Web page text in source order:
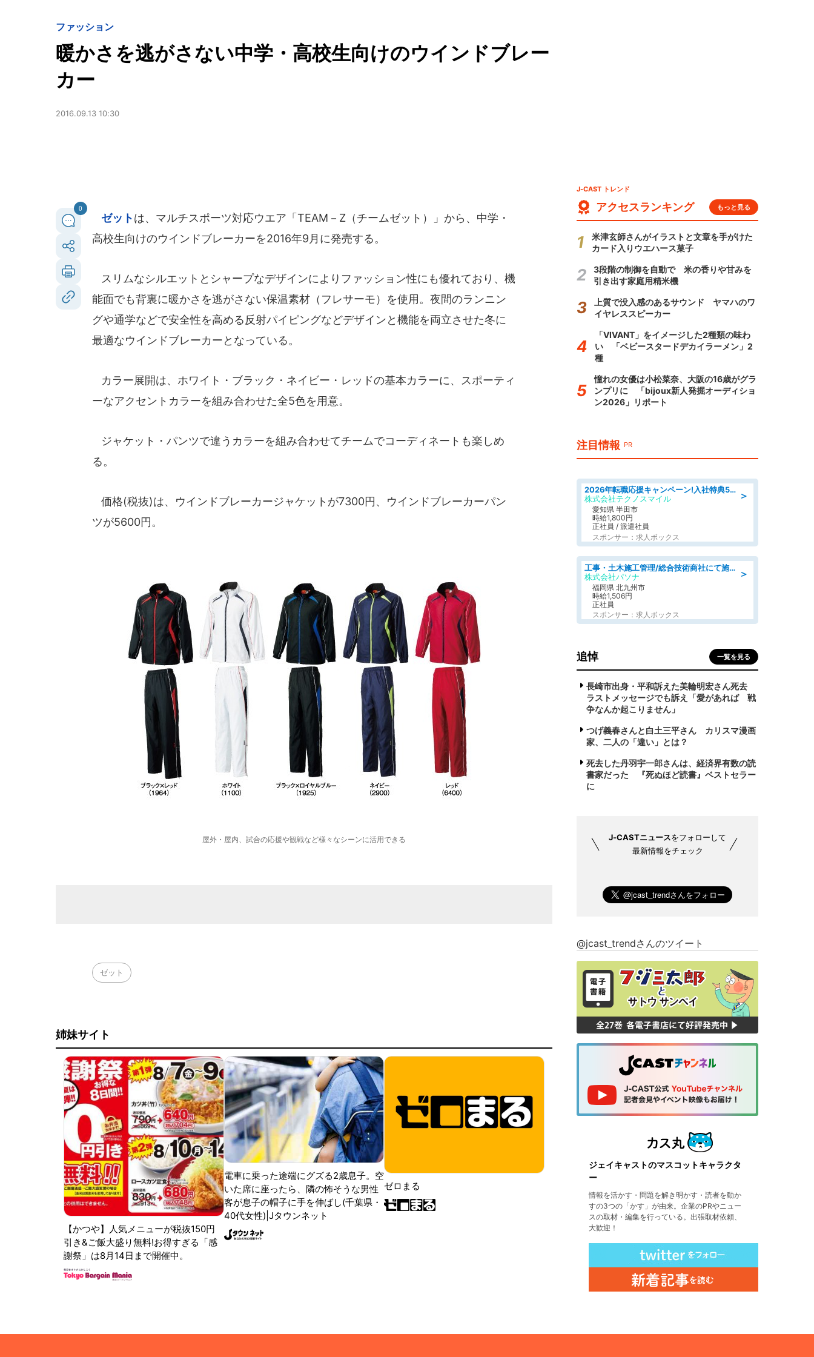
ファッション
暖かさを逃がさない中学・高校生向けのウインドブレー
カー
2016.09.13 10:30
0
ゼットは、マルチスポーツ対応ウエア「TEAM－Z（チームゼット）」から、中学・
高校生向けのウインドブレーカーを2016年9月に発売する。
スリムなシルエットとシャープなデザインによりファッション性にも優れており、機
能面でも背裏に暖かさを逃がさない保温素材（フレサーモ）を使用。夜間のランニン
グや通学などで安全性を高める反射パイピングなどデザインと機能を両立させた冬に
最適なウインドブレーカーとなっている。
カラー展開は、ホワイト・ブラック・ネイビー・レッドの基本カラーに、スポーティ
ーなアクセントカラーを組み合わせた全5色を用意。
ジャケット・パンツで違うカラーを組み合わせてチームでコーディネートも楽しめ
る。
価格(税抜)は、ウインドブレーカージャケットが7300円、ウインドブレーカーパン
ツが5600円。
屋外・屋内、試合の応援や観戦など様々なシーンに活用できる
ゼット
姉妹サイト
【かつや】人気メニューが税抜150円
引き&ご飯大盛り無料!お得すぎる「感
謝祭」は8月14日まで開催中。
電車に乗った途端にグズる2歳息子。空
いた席に座ったら、隣の怖そうな男性
客が息子の帽子に手を伸ばし(千葉県・
40代女性)|Jタウンネット
ゼロまる
J-CAST トレンド
アクセスランキング もっと見る
米津玄師さんがイラストと文章を手がけた
カード入りウエハース菓子
3段階の制御を自動で 米の香りや甘みを
引き出す家庭用精米機
上質で没入感のあるサウンド ヤマハのワ
イヤレススピーカー
「VIVANT」をイメージした2種類の味わ
い 「ベビースタードデカイラーメン」2
種
憧れの女優は小松菜奈、大阪の16歳がグラ
ンプリに 「bijoux新人発掘オーディショ
ン2026」リポート
注目情報 PR
＞
2026年転職応援キャンペーン!入社特典58万円/デンソーで働こう!自動車工場で小型部品の検査業務 denso aichi
株式会社テクノスマイル
愛知県 半田市
時給1,800円
正社員 / 派遣社員
スポンサー：求人ボックス
＞
工事・土木施工管理/総合技術商社にて施工管理のお仕事/即日勤務可/車通勤可/工事・土木施工管理/生産・品質管理
株式会社パソナ
福岡県 北九州市
時給1,506円
正社員
スポンサー：求人ボックス
追悼 一覧を見る
長崎市出身・平和訴えた美輪明宏さん死去
ラストメッセージでも訴え「愛があれば 戦
争なんか起こりません」
つげ義春さんと白土三平さん カリスマ漫画
家、二人の「違い」とは？
死去した丹羽宇一郎さんは、経済界有数の読
書家だった 『死ぬほど読書』ベストセラー
に
J-CASTニュースをフォローして
最新情報をチェック
@jcast_trendさんのツイート
ジェイキャストのマスコットキャラクタ
ー
情報を活かす・問題を解き明かす・読者を動か
すの3つの「かす」が由来。企業のPRやニュー
スの取材・編集を行っている。出張取材依頼、
大歓迎！